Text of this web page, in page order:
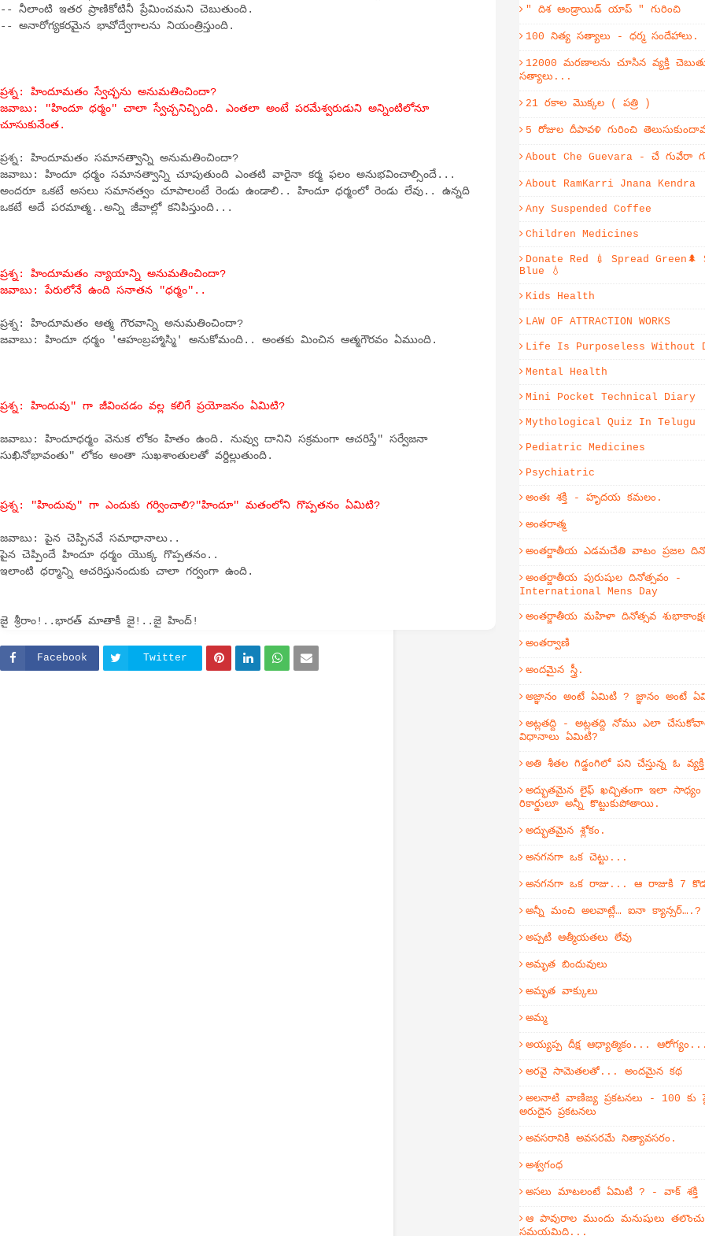
-- నీలాంటి ఇతర ప్రాణికోటినీ ప్రేమించమని చెబుతుంది.
-- అనారోగ్యకరమైన భావోద్వేగాలను నియంత్రిస్తుంది.
ప్రశ్న: హిందూమతం స్వేచ్ఛను అనుమతించిందా?
జవాబు: "హిందూ ధర్మం" చాలా స్వేచ్చనిచ్చింది. ఎంతలా అంటే పరమేశ్వరుడుని అన్నింటిలోనూ
చూసుకునేంత.
ప్రశ్న: హిందూమతం సమానత్వాన్ని అనుమతించిందా?
జవాబు: హిందూ ధర్మం సమానత్వాన్ని చూపుతుంది ఎంతటి వారైనా కర్మ ఫలం అనుభవించాల్సిందే...
అందరూ ఒకటే అసలు సమానత్వం చూపాలంటే రెండు ఉండాలి.. హిందూ ధర్మంలో రెండు లేవు.. ఉన్నది
ఒకటే అదే పరమాత్మ..అన్ని జీవాల్లో కనిపిస్తుంది...
ప్రశ్న: హిందూమతం న్యాయాన్ని అనుమతించిందా?
జవాబు: పేరులోనే ఉంది సనాతన "ధర్మం"..
ప్రశ్న: హిందూమతం ఆత్మ గౌరవాన్ని అనుమతించిందా?
జవాబు: హిందూ ధర్మం 'ఆహంబ్రహ్మాస్మి' అనుకోమంది.. అంతకు మించిన ఆత్మగౌరవం ఏముంది.
ప్రశ్న: హిందువు" గా జీవించడం వల్ల కలిగే ప్రయోజనం ఏమిటి?
జవాబు: హిందూధర్మం వెనుక లోకం హితం ఉంది. నువ్వు దానిని సక్రమంగా ఆచరిస్తే" సర్వేజనా
సుఖినోభావంతు" లోకం అంతా సుఖశాంతులతో వర్దిల్లుతుంది.
ప్రశ్న: "హిందువు" గా ఎందుకు గర్వించాలి?"హిందూ" మతంలోని గొప్పతనం ఏమిటి?
జవాబు: పైన చెప్పినవే సమాధానాలు..
పైన చెప్పిందే హిందూ ధర్మం యొక్క గొప్పతనం..
ఇలాంటి ధర్మాన్ని ఆచరిస్తునందుకు చాలా గర్వంగా ఉంది.
జై శ్రీరాం!..భారత్ మాతాకీ జై!..జై హింద్!
Facebook Twitter
" దిశ ఆండ్రాయిడ్ యాప్ " గురించి
100 నిత్య సత్యాలు - ధర్మ సందేహాలు.
12000 మరణాలను చూసిన వ్యక్తి
సత్యాలు...
21 రకాల మొక్కల ( పత్రి )
5 రోజుల దీపావళి గురించి
About Che Guevara - చే గువేరా
About RamKarri Jnana Kendra
Any Suspended Coffee
Children Medicines
Donate Red 💉 Spread Green🌲
Blue 💧
Kids Health
LAW OF ATTRACTION WORKS
Life Is Purposeless Without
Mental Health
Mini Pocket Technical Diary
Mythological Quiz In Telugu
Pediatric Medicines
Psychiatric
అంతః శక్తి - హృదయ కమలం.
అంతరాత్మ
అంతర్జాతీయ ఎడమచేతి వాటం ప్రజల
అంతర్జాతీయ పురుషుల దినోత్సవం -
International Mens Day
అంతర్జాతీయ మహిళా దినోత్సవ
అంతర్వాణి
అందమైన స్త్రీ.
అజ్ఞానం అంటే ఏమిటి ? జ్ఞానం అంటే
అట్లతద్ది - అట్లతద్ది నోము ఎలా
విధానాలు ఏమిటి?
అతి శీతల గిడ్డంగిలో పని చేస్తున్న ఓ
అద్భుతమైన లైఫ్ ఖచ్చితంగా ఇలా
రికార్డులూ అన్నీ కొట్టుకుపోతాయి.
అద్భుతమైన శ్లోకం.
అనగనగా ఒక చెట్టు...
అనగనగా ఒక రాజు... ఆ రాజుకి 7
అన్నీ మంచి అలవాట్లే… ఐనా క్యాన్సర్….?
అప్పటి ఆత్మీయతలు లేవు
అమృత బిందువులు
అమృత వాక్కులు
అమ్మ
అయ్యప్ప దీక్ష ఆధ్యాత్మికం...
అరవై సామెతలతో... అందమైన కథ
అలనాటి వాణిజ్య ప్రకటనలు - 100
అరుదైన ప్రకటనలు
అవసరానికి అవసరమే నిత్యావసరం.
అశ్వగంధ
అసలు మాటలంటే ఏమిటి ? - వాక్ శక్తి
ఆ పావురాల ముందు మనుషులు
సమయమిది...